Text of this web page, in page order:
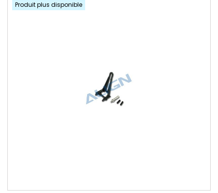
Produit plus disponible